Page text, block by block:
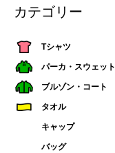
カテゴリー
Tシャツ
パーカ・スウェット
ブルゾン・コート
タオル
キャップ
バッグ